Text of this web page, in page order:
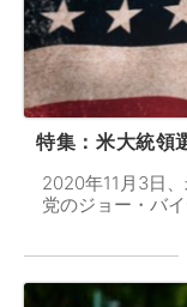
特集：米大統領
2020年11月3日
党のジョー・バ